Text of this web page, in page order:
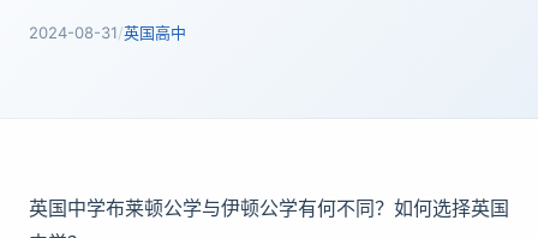
2024-08-31/英国高中
英国中学布莱顿公学与伊顿公学有何不同？如何选择英国